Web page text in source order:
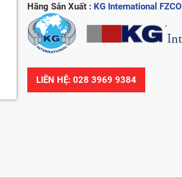
Hãng Sản Xuất : KG International FZCO
LIÊN HỆ: 028 3969 9384